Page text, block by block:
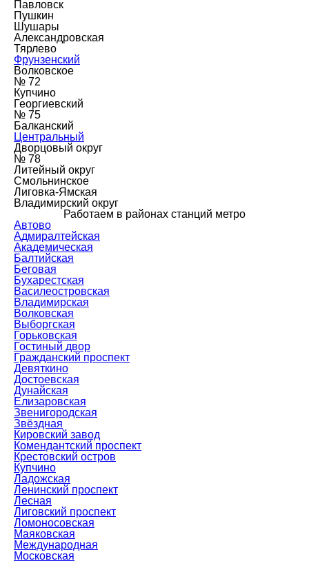
Павловск
Пушкин
Шушары
Александровская
Тярлево
Фрунзенский
Волковское
№ 72
Купчино
Георгиевский
№ 75
Балканский
Центральный
Дворцовый округ
№ 78
Литейный округ
Смольнинское
Лиговка-Ямская
Владимирский округ
Работаем в районах станций метро
Автово
Адмиралтейская
Академическая
Балтийская
Беговая
Бухарестская
Василеостровская
Владимирская
Волковская
Выборгская
Горьковская
Гостиный двор
Гражданский проспект
Девяткино
Достоевская
Дунайская
Елизаровская
Звенигородская
Звёздная
Кировский завод
Комендантский проспект
Крестовский остров
Купчино
Ладожская
Ленинский проспект
Лесная
Лиговский проспект
Ломоносовская
Маяковская
Международная
Московская